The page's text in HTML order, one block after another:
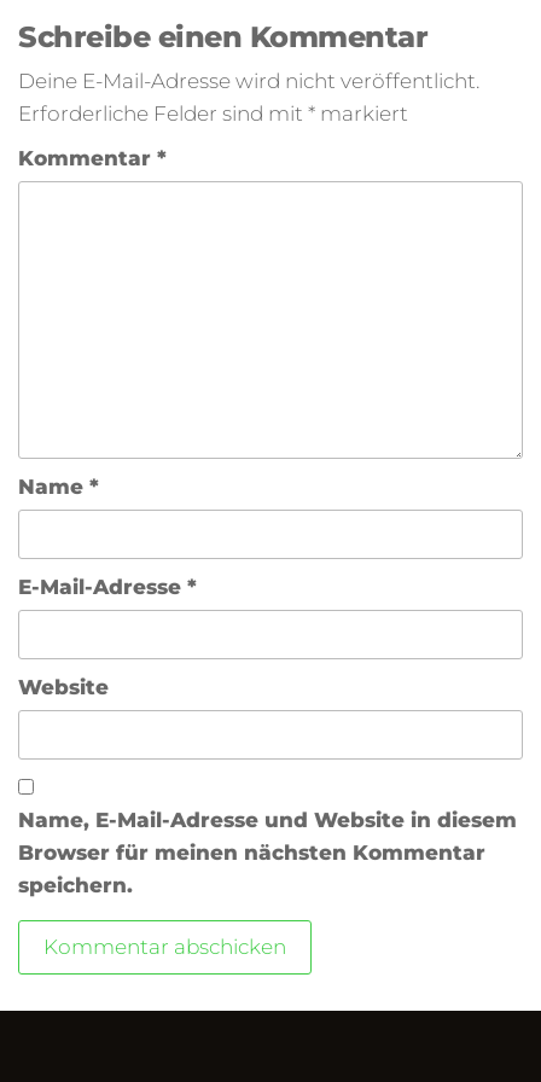
Schreibe einen Kommentar
Deine E-Mail-Adresse wird nicht veröffentlicht.
Erforderliche Felder sind mit * markiert
Kommentar *
Name *
E-Mail-Adresse *
Website
Name, E-Mail-Adresse und Website in diesem
Browser für meinen nächsten Kommentar
speichern.